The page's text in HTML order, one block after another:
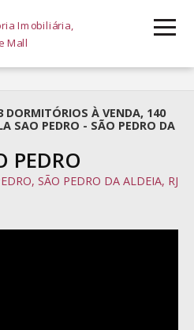
Imobiliária,
Mall
DORMITÓRIOS À VENDA, 140
SAO PEDRO - SÃO PEDRO DA
PEDRO
SÃO PEDRO DA ALDEIA, RJ